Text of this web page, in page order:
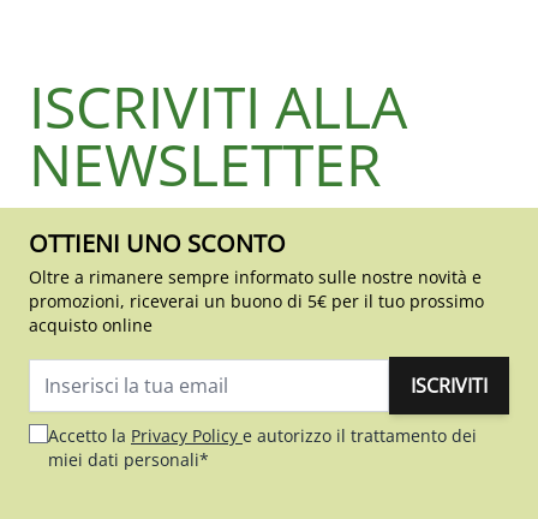
ISCRIVITI ALLA
NEWSLETTER
OTTIENI UNO SCONTO
Oltre a rimanere sempre informato sulle nostre novità e
promozioni, riceverai un buono di 5€ per il tuo prossimo
acquisto online
ISCRIVITI
Accetto la Privacy Policy e autorizzo il trattamento dei
miei dati personali*